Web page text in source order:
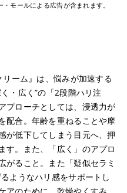
モールによる広告が含まれます。
リーム』は、悩みが加速する
・広く”の「2段階ハリ注
プローチとしては、浸透力が
配合。年齢を重ねることや摩
が低下してしまう目元へ、押
す。また、「広く」のアプロ
がること。また「疑似セラミ
ようなハリ感をサポートし